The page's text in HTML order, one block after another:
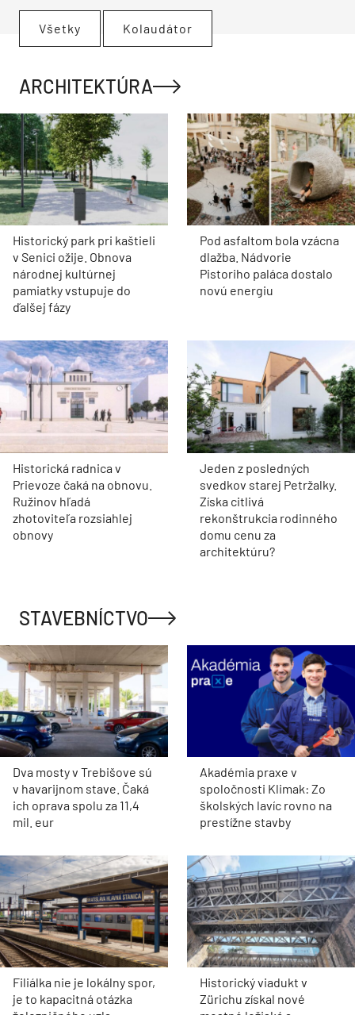
Všetky Kolaudátor
ARCHITEKTÚRA
Historický park pri kaštieli
v Senici ožije. Obnova
národnej kultúrnej
pamiatky vstupuje do
ďalšej fázy
Pod asfaltom bola vzácna
dlažba. Nádvorie
Pistoriho paláca dostalo
novú energiu
Historická radnica v
Prievoze čaká na obnovu.
Ružinov hľadá
zhotoviteľa rozsiahlej
obnovy
Jeden z posledných
svedkov starej Petržalky.
Získa citlivá
rekonštrukcia rodinného
domu cenu za
architektúru?
STAVEBNÍCTVO
Dva mosty v Trebišove sú
v havarijnom stave. Čaká
ich oprava spolu za 11,4
mil. eur
Akadémia praxe v
spoločnosti Klimak: Zo
školských lavíc rovno na
prestížne stavby
Filiálka nie je lokálny spor,
je to kapacitná otázka
Historický viadukt v
Zürichu získal nové